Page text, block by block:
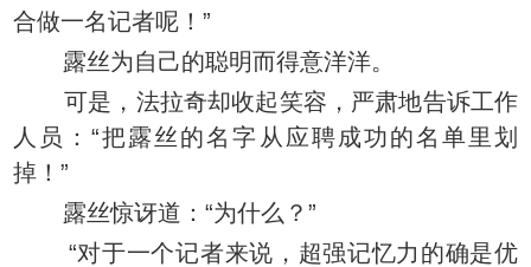
合做一名记者呢！”
露丝为自己的聪明而得意洋洋。
可是，法拉奇却收起笑容，严肃地告诉工作
人员：“把露丝的名字从应聘成功的名单里划
掉！”
露丝惊讶道：“为什么？”
“对于一个记者来说，超强记忆力的确是优